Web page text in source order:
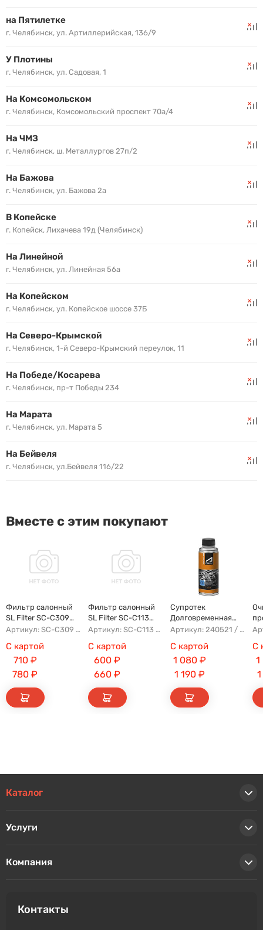
на Пятилетке
г. Челябинск, ул. Артиллерийская, 136/9
У Плотины
г. Челябинск, ул. Садовая, 1
На Комсомольском
г. Челябинск, Комсомольский проспект 70а/4
На ЧМЗ
г. Челябинск, ш. Металлургов 27п/2
На Бажова
г. Челябинск, ул. Бажова 2а
В Копейске
г. Копейск, Лихачева 19д (Челябинск)
На Линейной
г. Челябинск, ул. Линейная 56а
На Копейском
г. Челябинск, ул. Копейское шоссе 37Б
На Северо-Крымской
г. Челябинск, 1-й Северо-Крымский переулок, 11
На Победе/Косарева
г. Челябинск, пр-т Победы 234
На Марата
г. Челябинск, ул. Марата 5
На Бейвеля
г. Челябинск, ул.Бейвеля 116/22
Вместе с этим покупают
Фильтр салонный
SL Filter SC-C309
(AG854CF)
Артикул: SC-C309 AG854CF 8022021300 8025530000 AFW2992
С картой
710₽
780 ₽
Фильтр салонный
SL Filter SC-C113
(AG779CF)
Артикул: SC-C113 AFW1107 8104400XKZ96A AG779CF
С картой
600 ₽
660 ₽
Супротек
Долговременная
Промывка
Артикул: 240521 / 122929
С картой
1 080₽
1 190₽
С
1
Каталог
Услуги
Компания
Контакты